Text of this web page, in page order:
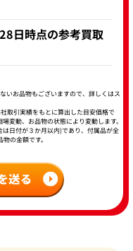
日時点の参考買取
いお品物もございますので、詳しくはス
取引実績をもとに算出した目安価格で
変動、お品物の状態により変動します。
日付が３か月以内)であり、付属品が全
の金額です。